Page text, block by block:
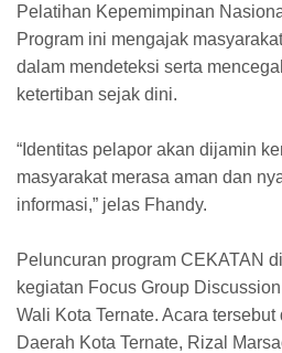
Pelatihan Kepemimpinan
Program ini mengajak
dalam mendeteksi serta
ketertiban sejak dini.
“Identitas pelapor akan dijamin
masyarakat merasa aman dan
informasi,” jelas Fhandy.
Peluncuran program CEKATAN
kegiatan Focus Group
Wali Kota Ternate. Acara
Daerah Kota Ternate, Rizal